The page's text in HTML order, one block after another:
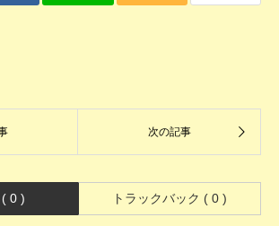
0 ) トラックバック ( 0 )